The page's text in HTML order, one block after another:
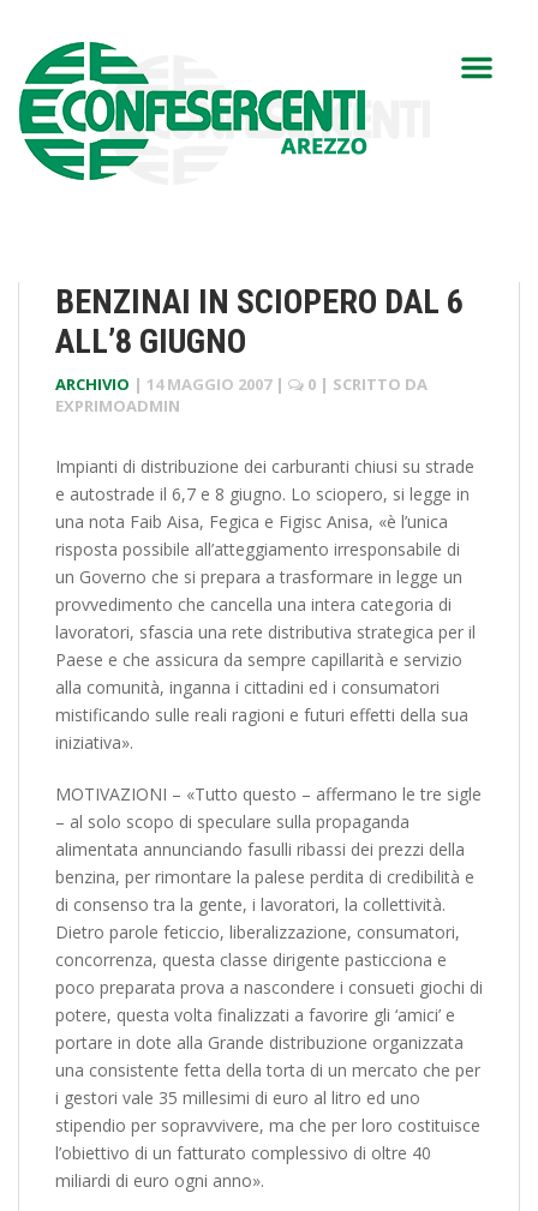
BENZINAI IN SCIOPERO DAL 6
ALL’8 GIUGNO
ARCHIVIO | 14 MAGGIO 2007 | 0 | SCRITTO DA
EXPRIMOADMIN
Impianti di distribuzione dei carburanti chiusi su strade
e autostrade il 6,7 e 8 giugno. Lo sciopero, si legge in
una nota Faib Aisa, Fegica e Figisc Anisa, «è l’unica
risposta possibile all’atteggiamento irresponsabile di
un Governo che si prepara a trasformare in legge un
provvedimento che cancella una intera categoria di
lavoratori, sfascia una rete distributiva strategica per il
Paese e che assicura da sempre capillarità e servizio
alla comunità, inganna i cittadini ed i consumatori
mistificando sulle reali ragioni e futuri effetti della sua
iniziativa».
MOTIVAZIONI – «Tutto questo – affermano le tre sigle
– al solo scopo di speculare sulla propaganda
alimentata annunciando fasulli ribassi dei prezzi della
benzina, per rimontare la palese perdita di credibilità e
di consenso tra la gente, i lavoratori, la collettività.
Dietro parole feticcio, liberalizzazione, consumatori,
concorrenza, questa classe dirigente pasticciona e
poco preparata prova a nascondere i consueti giochi di
potere, questa volta finalizzati a favorire gli ‘amici’ e
portare in dote alla Grande distribuzione organizzata
una consistente fetta della torta di un mercato che per
i gestori vale 35 millesimi di euro al litro ed uno
stipendio per sopravvivere, ma che per loro costituisce
l’obiettivo di un fatturato complessivo di oltre 40
miliardi di euro ogni anno».